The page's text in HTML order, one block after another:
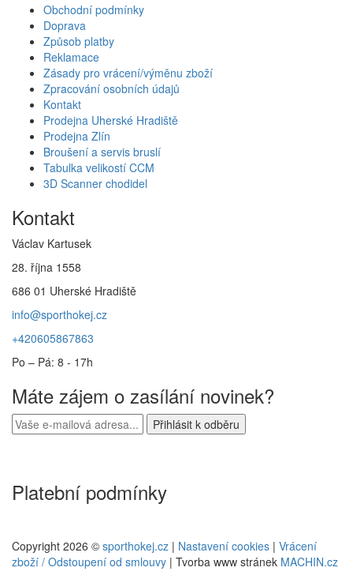
Obchodní podmínky
Doprava
Způsob platby
Reklamace
Zásady pro vrácení/výměnu zboží
Zpracování osobních údajů
Kontakt
Prodejna Uherské Hradiště
Prodejna Zlín
Broušení a servis bruslí
Tabulka velikostí CCM
3D Scanner chodidel
Kontakt
Václav Kartusek
28. října 1558
686 01 Uherské Hradiště
info@sporthokej.cz
+420605867863
Po – Pá: 8 - 17h
Máte zájem o zasílání novinek?
Platební podmínky
Copyright 2026 © sporthokej.cz | Nastavení cookies | Vrácení
zboží / Odstoupení od smlouvy | Tvorba www stránek MACHIN.cz